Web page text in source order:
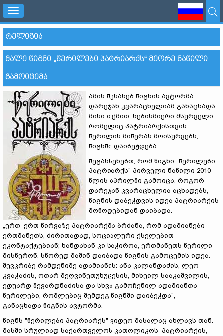
Toggle
navigation
ᲠᲔᲚᲘᲒᲘᲐ
ᲛᲐᲚᲔ ᲬᲘᲒᲜᲘ „ᲬᲔᲠᲘᲚᲔᲑᲘ ᲞᲐᲢᲠᲘᲐᲠᲥᲡ“ ᲛᲔᲝᲠᲔ ᲜᲐᲬᲘᲚᲘ
ᲒᲐᲛᲝᲘᲪᲔᲛᲐ
ამის შესახებ წიგნის ავტორმა
დარეჯან კვარაცხელიამ განაცხადა.
მისი თქმით, ნებისმიერი მსურველი,
რომელიც პატრიარქისთვის
წერილის მიწერას მოისურვებს,
წიგნში დაიბეჭდება.
შეგახსენებთ, რომ წიგნი „წერილები
პატრიარქს“ პირველი ნაწილი 2010
წლის აპრილში გამოიცა. როგორ
დარეჯან კვარაცხელია აცხადებს,
წიგნის დაბეჭდვის იდეა პატრიარქის
მოწოდებიდან დაიბადა.
„ერთ–ერთ წირვაზე პატრიარქმა ბრძანა, რომ ადამიანები
ერთმანეთს, ძირითადად, სოციალური ქსელებით
ეკონტაქტებიან; ხანდახან კი საჭიროა, ერთმანეთს წერილი
მისწერონ. სწორედ მაშინ დაიბადა წიგნის გამოცემის იდეა.
შევკრიბე რამდენიმე ადამიანის: ანა კალანდაძის, ლეო
კვაჭაძის, ოთარ მეღვინეთუხუცესის, მიხეილ სააკაშვილის,
ედუარდ შევარდნაძისა და სხვა გამოჩენილ ადამიანთა
წერილები, რომლებიც შემდეგ წიგნში დაიბეჭდა“, –
განაცხადა წიგნის ავტორმა.
წიგნს "წერილები პატრიარქს" ვიდეო მასალაც ახლავს თან.
მასში სრულიად საქართველოს კათოლიკოს–პატრიარქის,